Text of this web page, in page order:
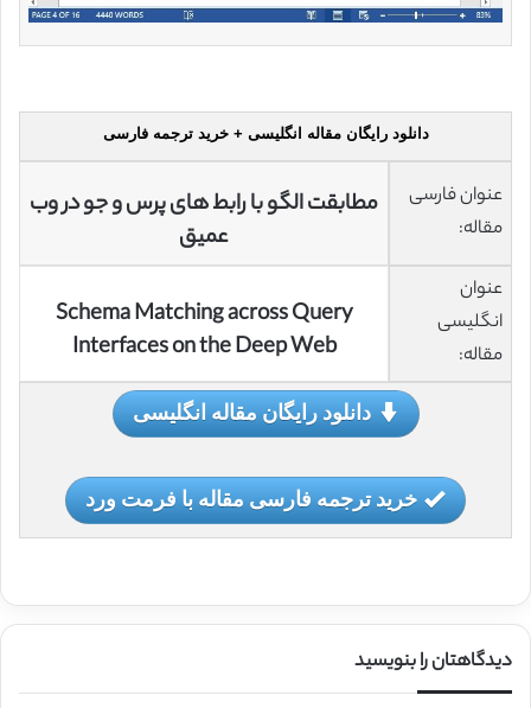
دانلود رایگان مقاله انگلیسی + خرید ترجمه فارسی
عنوان فارسی
مقاله:
مطابقت الگو با رابط های پرس و جو در وب
عمیق
عنوان
انگلیسی
مقاله:
Schema Matching across Query
Interfaces on the Deep Web
دانلود رایگان مقاله انگلیسی
خرید ترجمه فارسی مقاله با فرمت ورد
دیدگاهتان را بنویسید